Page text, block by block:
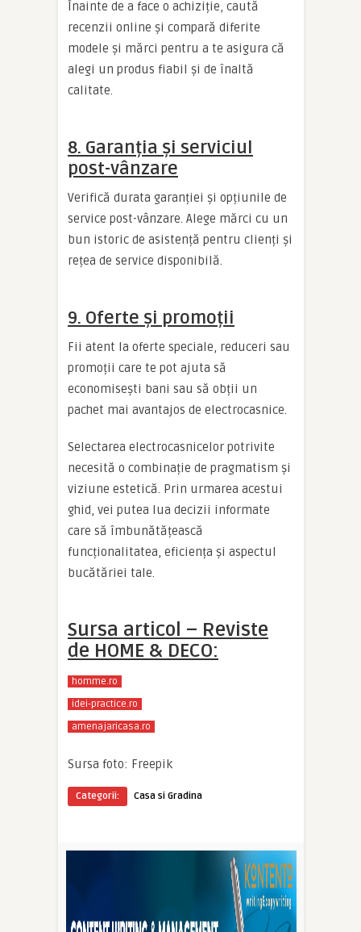
Înainte de a face o achiziție, caută
recenzii online și compară diferite
modele și mărci pentru a te asigura că
alegi un produs fiabil și de înaltă
calitate.
8. Garanția și serviciul
post-vânzare
Verifică durata garanției și opțiunile de
service post-vânzare. Alege mărci cu un
bun istoric de asistență pentru clienți și
rețea de service disponibilă.
9. Oferte și promoții
Fii atent la oferte speciale, reduceri sau
promoții care te pot ajuta să
economisești bani sau să obții un
pachet mai avantajos de electrocasnice.
Selectarea electrocasnicelor potrivite
necesită o combinație de pragmatism și
viziune estetică. Prin urmarea acestui
ghid, vei putea lua decizii informate
care să îmbunătățească
funcționalitatea, eficiența și aspectul
bucătăriei tale.
Sursa articol – Reviste
de HOME & DECO:
homme.ro
idei-practice.ro
amenajaricasa.ro
Sursa foto: Freepik
Categorii: Casa si Gradina